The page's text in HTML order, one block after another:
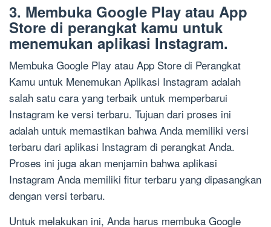
3. Membuka Google Play atau App
Store di perangkat kamu untuk
menemukan aplikasi Instagram.
Membuka Google Play atau App Store di Perangkat
Kamu untuk Menemukan Aplikasi Instagram adalah
salah satu cara yang terbaik untuk memperbarui
Instagram ke versi terbaru. Tujuan dari proses ini
adalah untuk memastikan bahwa Anda memiliki versi
terbaru dari aplikasi Instagram di perangkat Anda.
Proses ini juga akan menjamin bahwa aplikasi
Instagram Anda memiliki fitur terbaru yang dipasangkan
dengan versi terbaru.
Untuk melakukan ini, Anda harus membuka Google